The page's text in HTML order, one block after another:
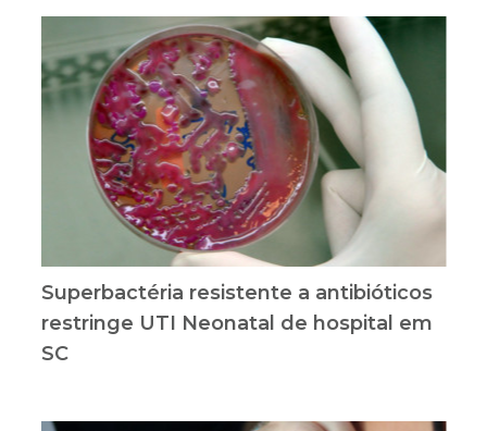
Superbactéria resistente a antibióticos
restringe UTI Neonatal de hospital em
SC